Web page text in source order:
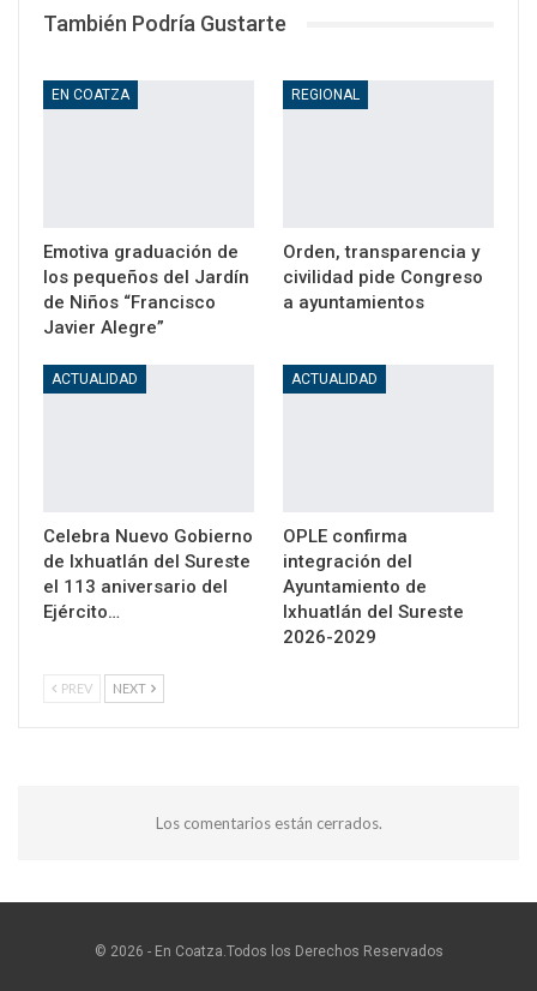
También Podría Gustarte
EN COATZA
Emotiva graduación de
los pequeños del Jardín
de Niños “Francisco
Javier Alegre”
REGIONAL
Orden, transparencia y
civilidad pide Congreso
a ayuntamientos
ACTUALIDAD
Celebra Nuevo Gobierno
de Ixhuatlán del Sureste
el 113 aniversario del
Ejército…
ACTUALIDAD
OPLE confirma
integración del
Ayuntamiento de
Ixhuatlán del Sureste
2026-2029
PREV NEXT
Los comentarios están cerrados.
© 2026 - En Coatza.Todos los Derechos Reservados